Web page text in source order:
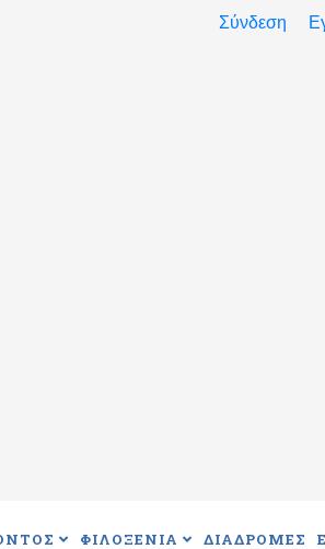
Σύνδεση
ΦΙΛΟΞΕΝΙΑ ΔΙΑΔΡΟΜΕΣ